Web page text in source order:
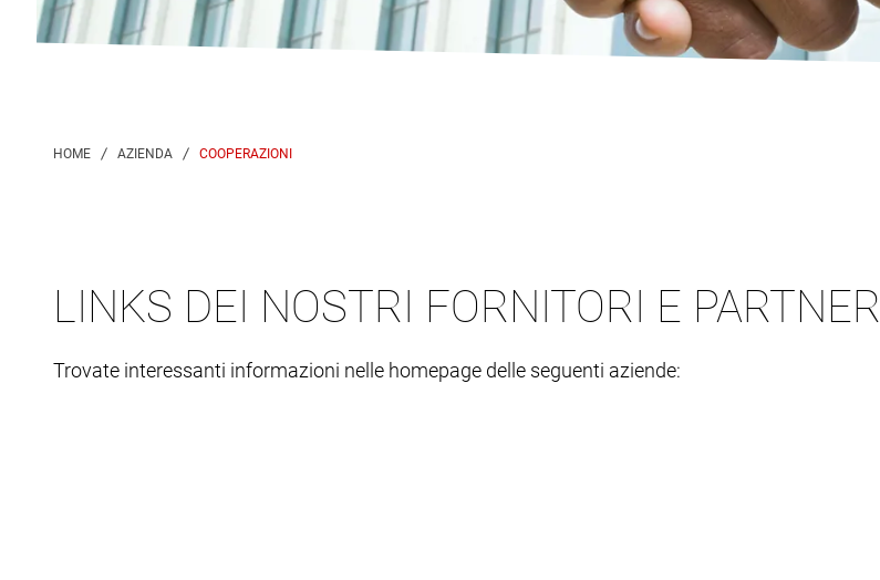
COOPERAZIONI
LINKS DEI NOSTRI FORNITORI E PARTNER
Trovate interessanti informazioni nelle homepage delle seguenti aziende: